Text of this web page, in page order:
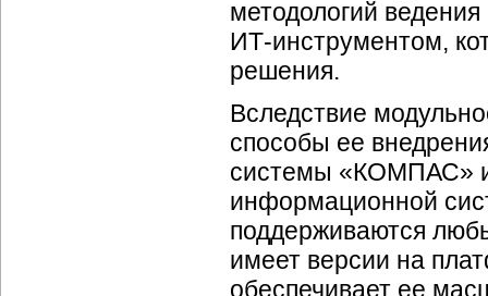
методологий
ИТ-инструментом,
решения.
Вследствие
способы ее
системы «КОМПАС»
информационной
поддерживаются
имеет версии на
обеспечивает ее